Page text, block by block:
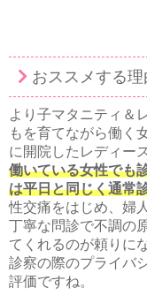
おススメする理
より子マタニティ＆
もを育てながら働く
に開院したレディー
働いている女性でも
は平日と同じく通常
性交痛をはじめ、婦
丁寧な問診で不調の
てくれるのが頼りに
診察の際のプライバ
評価ですね。